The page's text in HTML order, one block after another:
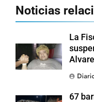
Noticias
La
67